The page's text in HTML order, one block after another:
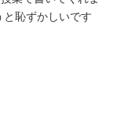
恥ずかしいです